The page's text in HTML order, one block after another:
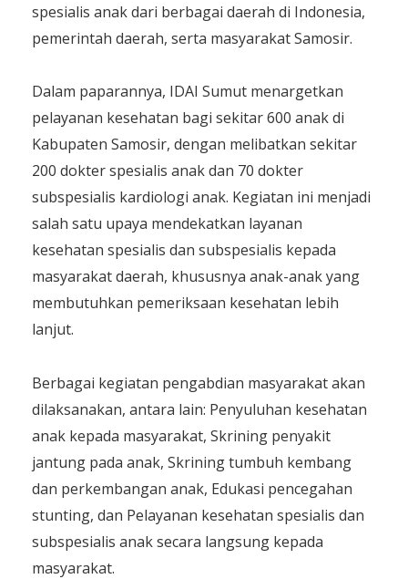
spesialis anak dari berbagai daerah di Indonesia,
pemerintah daerah, serta masyarakat Samosir.
Dalam paparannya, IDAI Sumut menargetkan
pelayanan kesehatan bagi sekitar 600 anak di
Kabupaten Samosir, dengan melibatkan sekitar
200 dokter spesialis anak dan 70 dokter
subspesialis kardiologi anak. Kegiatan ini menjadi
salah satu upaya mendekatkan layanan
kesehatan spesialis dan subspesialis kepada
masyarakat daerah, khususnya anak-anak yang
membutuhkan pemeriksaan kesehatan lebih
lanjut.
Berbagai kegiatan pengabdian masyarakat akan
dilaksanakan, antara lain: Penyuluhan kesehatan
anak kepada masyarakat, Skrining penyakit
jantung pada anak, Skrining tumbuh kembang
dan perkembangan anak, Edukasi pencegahan
stunting, dan Pelayanan kesehatan spesialis dan
subspesialis anak secara langsung kepada
masyarakat.